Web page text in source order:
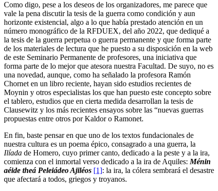
Como digo, pese a los deseos de los organizadores, me parece que
vale la pena discutir la tesis de la guerra como condición y aun
horizonte existencial, algo a lo que había prestado atención en un
número monográfico de la RFDUEX, del año 2022, que dediqué a
la tesis de la guerra perpetua o guerra permanente y que forma parte
de los materiales de lectura que he puesto a su disposición en la web
de este Seminario Permanente de profesores, una iniciativa que
forma parte de lo mejor que atesora nuestra Facultad. De suyo, no es
una novedad, aunque, como ha señalado la profesora Ramón
Chornet en un libro reciente, hayan sido estudios recientes de
Moynin y otros especialistas los que han puesto este concepto sobre
el tablero, estudios que en cierta medida desarrollan la tesis de
Clausewitz y los más recientes ensayos sobre las “nuevas guerras
propuestas entre otros por Kaldor o Ramonet.
En fin, baste pensar en que uno de los textos fundacionales de
nuestra cultura es un poema épico, consagrado a una guerra, la
Ilíada de Homero, cuyo primer canto, dedicado a la peste y a la ira,
comienza con el inmortal verso dedicado a la ira de Aquiles:Ménin
aéide theá Peleiádeo Ajiléos [1]: la ira, la cólera sembrará el desastre
que afectará a todos, griegos y troyanos.